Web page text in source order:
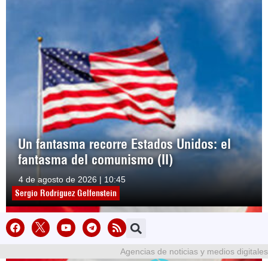
Un fantasma recorre Estados Unidos: el
fantasma del comunismo (II)
4 de agosto de 2026 | 10:45
Sergio Rodríguez Gelfenstein
Agencias de noticias y medios digitales